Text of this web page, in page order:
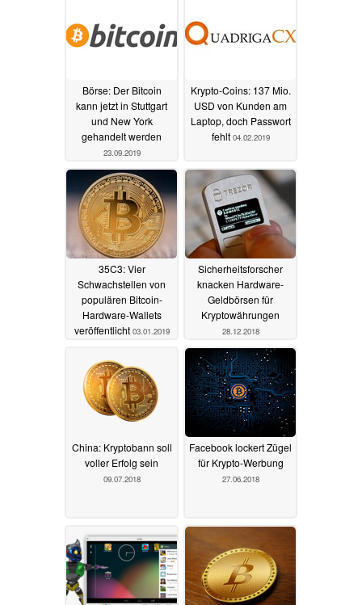
Börse: Der Bitcoin
kann jetzt in Stuttgart
und New York
gehandelt werden
23.09.2019
Krypto-Coins: 137 Mio.
USD von Kunden am
Laptop, doch Passwort
fehlt 04.02.2019
35C3: Vier
Schwachstellen von
populären Bitcoin-
Hardware-Wallets
veröffentlicht 03.01.2019
Sicherheitsforscher
knacken Hardware-
Geldbörsen für
Kryptowährungen
28.12.2018
China: Kryptobann soll
voller Erfolg sein
09.07.2018
Facebook lockert Zügel
für Krypto-Werbung
27.06.2018